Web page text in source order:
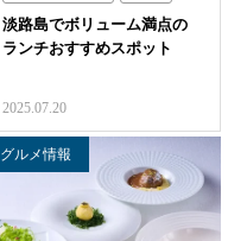
オーシャンテラス ミエレ
のじまスコーラ
淡路島でボリューム満点の
ランチおすすめスポット
2025.07.20
グルメ情報